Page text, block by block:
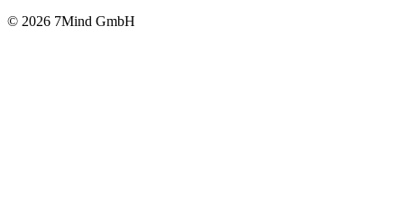
© 2026 7Mind GmbH